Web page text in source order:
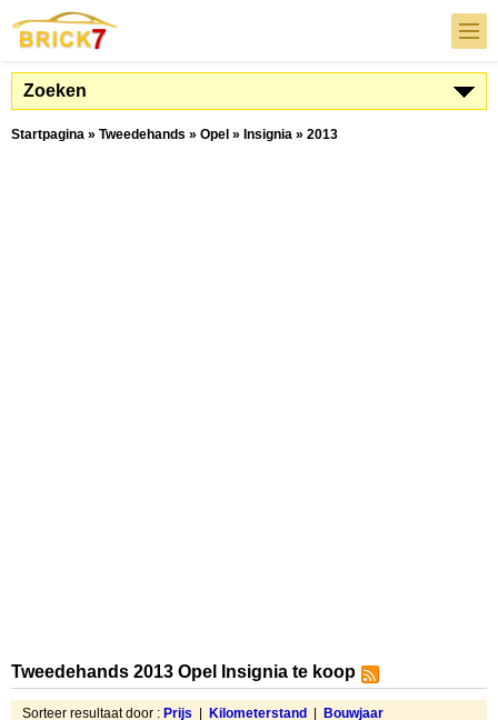
Zoeken
Startpagina » Tweedehands » Opel » Insignia » 2013
Tweedehands 2013 Opel Insignia te koop
Sorteer resultaat door : Prijs Kilometerstand Bouwjaar